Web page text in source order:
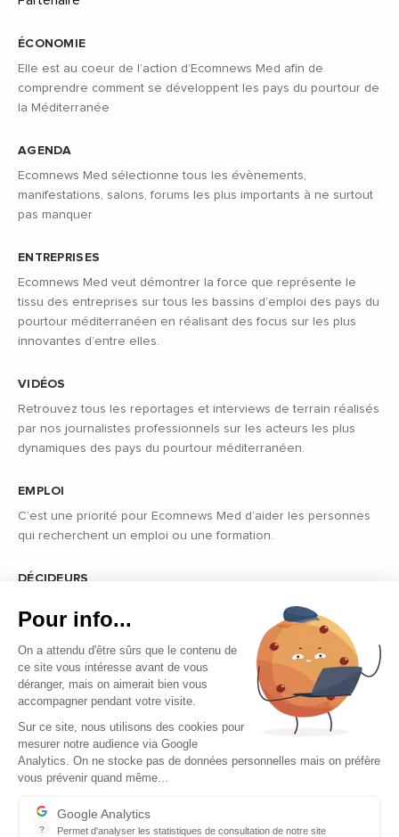
ÉCONOMIE
Elle est au coeur de l’action d’Ecomnews Med afin de
comprendre comment se développent les pays du pourtour de
la Méditerranée
AGENDA
Ecomnews Med sélectionne tous les évènements,
manifestations, salons, forums les plus importants à ne surtout
pas manquer
ENTREPRISES
Ecomnews Med veut démontrer la force que représente le
tissu des entreprises sur tous les bassins d’emploi des pays du
pourtour méditerranéen en réalisant des focus sur les plus
innovantes d’entre elles.
VIDÉOS
Retrouvez tous les reportages et interviews de terrain réalisés
par nos journalistes professionnels sur les acteurs les plus
dynamiques des pays du pourtour méditerranéen.
EMPLOI
C’est une priorité pour Ecomnews Med d’aider les personnes
qui recherchent un emploi ou une formation.
DÉCIDEURS
Quels sont les décideurs qui font l’actualité économique et
politique des pays du pourtour de la Méditerranée.
Copyright © 2026 - Tous droits réservés
Qui sommes-nous ?
Contact
Pour info...
On a attendu d'être sûrs que le contenu de
ce site vous intéresse avant de vous
déranger, mais on aimerait bien vous
accompagner pendant votre visite.
Sur ce site, nous utilisons des cookies pour
mesurer notre audience via Google
Analytics. On ne stocke pas de données personnelles mais on préfère
vous prévenir quand même...
?
Google Analytics
Permet d'analyser les statistiques de consultation de notre site